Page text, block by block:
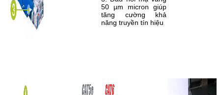
50 µm micron giúp
tăng cường khả
năng truyền tín hiệu